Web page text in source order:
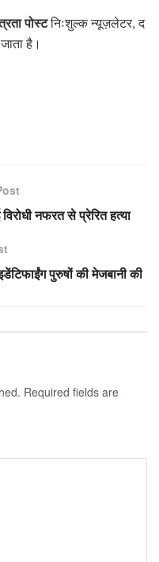
पोस्टनिःशुल्क न्यूज़लेटर, द
है।
नफरत से प्रेरित हत्या
पुरुषों की मेजबानी की
Required fields are